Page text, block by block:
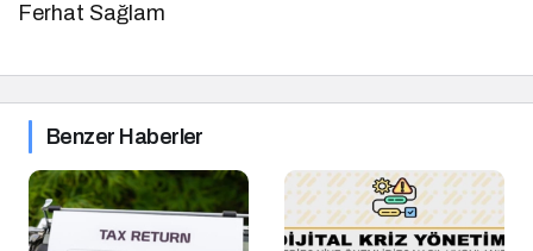
Ferhat Sağlam
Benzer Haberler